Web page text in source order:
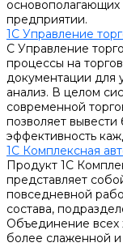
предприятии.
1С Управление
С Управление
процессы на
документации для
анализ. В целом
современной
позволяет
эффективность
1С Комплексная
Продукт 1С
представляет
повседневной
состава,
Объединение всех
более слаженной